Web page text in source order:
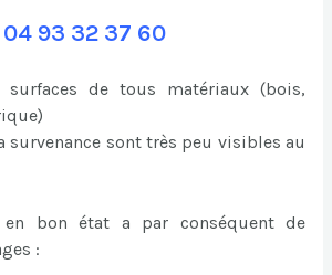
04 93 32 37 60
surfaces de tous matériaux (bois,
survenance sont très peu visibles au
bon état a par conséquent de
: